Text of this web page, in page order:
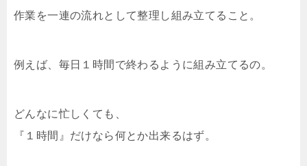
作業を一連の流れとして整理し組み立てること。
例えば、毎日１時間で終わるように組み立てるの。
どんなに忙しくても、
『１時間』だけなら何とか出来るはず。